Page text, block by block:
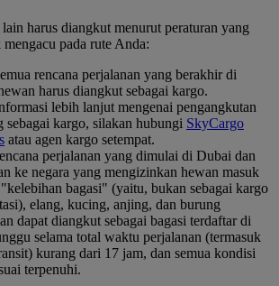
harus diangkut menurut peraturan yang
mengacu pada rute Anda:
rencana perjalanan yang berakhir di
harus diangkut sebagai kargo.
lebih lanjut mengenai pengangkutan
sebagai kargo, silakan hubungi SkyCargo
atau agen kargo setempat.
perjalanan yang dimulai di Dubai dan
ke negara yang mengizinkan hewan masuk
bagasi" (yaitu, bukan sebagai kargo
elang, kucing, anjing, dan burung
dapat diangkut sebagai bagasi terdaftar di
selama total waktu perjalanan (termasuk
kurang dari 17 jam, dan semua kondisi
terpenuhi.